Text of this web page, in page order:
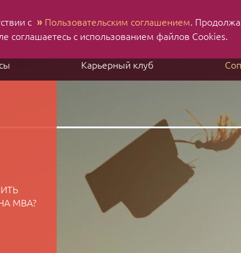
Ru En
Карьерный клуб
MBA?
с » Пользовательским соглашением.
соглашаетесь с использованием файлов Cookies.